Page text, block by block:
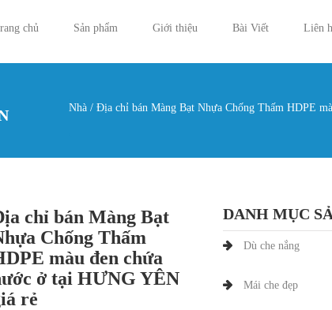
chủ
Sản phẩm Giới thiệu Bài Viết Liên
Nhà / Địa chỉ bán Màng Bạt Nhựa Chống Thấm HDPE
chỉ bán Màng Bạt
Chống Thấm
màu đen chứa
ở tại HƯNG YÊN
rẻ
DANH MỤC
Dù che nắng
Mái che đẹp